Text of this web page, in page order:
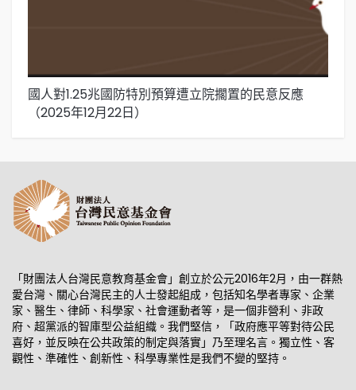
國人對1.25兆國防特別預算遭立院擱置的民意反應
（2025年12月22日）
「財團法人台灣民意教育基金會」創立於公元2016年2月，由一群熱
愛台灣、關心台灣民主的人士發起組成，包括知名學者專家、企業
家、醫生、律師、科學家、社會運動者等，是一個非營利、非政
府、超黨派的智庫型公益組織。我們堅信，「政府應平等對待公民
喜好，並反映在公共政策的制定與落實」乃至理名言。獨立性、客
觀性、準確性、創新性、科學專業性是我們不變的堅持。